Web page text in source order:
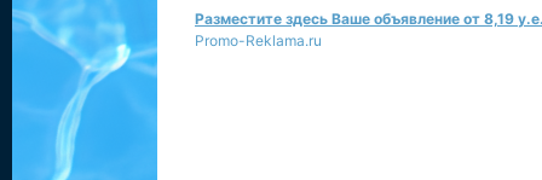
Разместите здесь Ваше объявление от 8,19
Promo-Reklama.ru